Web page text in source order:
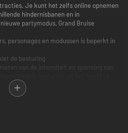
Je kunt het zelfs online opnemen
hindernisbanen en in
partymodus, Grand Bruise
personages en modussen is beperkt in
de besturing
van de intensiteit en spanning van
gebruikt om vaardigheden uit te
wacht
basis van de gameplay onder de knie